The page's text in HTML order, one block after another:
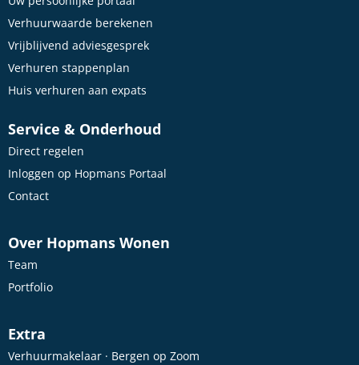
Verhuurwaarde berekenen
Vrijblijvend adviesgesprek
Verhuren stappenplan
Huis verhuren aan expats
Service & Onderhoud
Direct regelen
Inloggen op Hopmans Portaal
Contact
Over Hopmans Wonen
Team
Portfolio
Extra
Verhuurmakelaar · Bergen op Zoom